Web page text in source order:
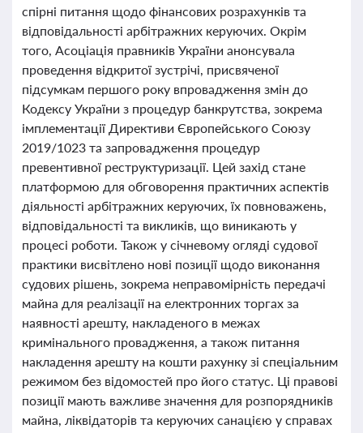
спірні питання щодо фінансових розрахунків та
відповідальності арбітражних керуючих. Окрім
того, Асоціація правників України анонсувала
проведення відкритої зустрічі, присвяченої
підсумкам першого року впровадження змін до
Кодексу України з процедур банкрутства, зокрема
імплементації Директиви Європейського Союзу
2019/1023 та запровадження процедур
превентивної реструктуризації. Цей захід стане
платформою для обговорення практичних аспектів
діяльності арбітражних керуючих, їх повноважень,
відповідальності та викликів, що виникають у
процесі роботи. Також у січневому огляді судової
практики висвітлено нові позиції щодо виконання
судових рішень, зокрема неправомірність передачі
майна для реалізації на електронних торгах за
наявності арешту, накладеного в межах
кримінального провадження, а також питання
накладення арешту на кошти рахунку зі спеціальним
режимом без відомостей про його статус. Ці правові
позиції мають важливе значення для розпорядників
майна, ліквідаторів та керуючих санацією у справах